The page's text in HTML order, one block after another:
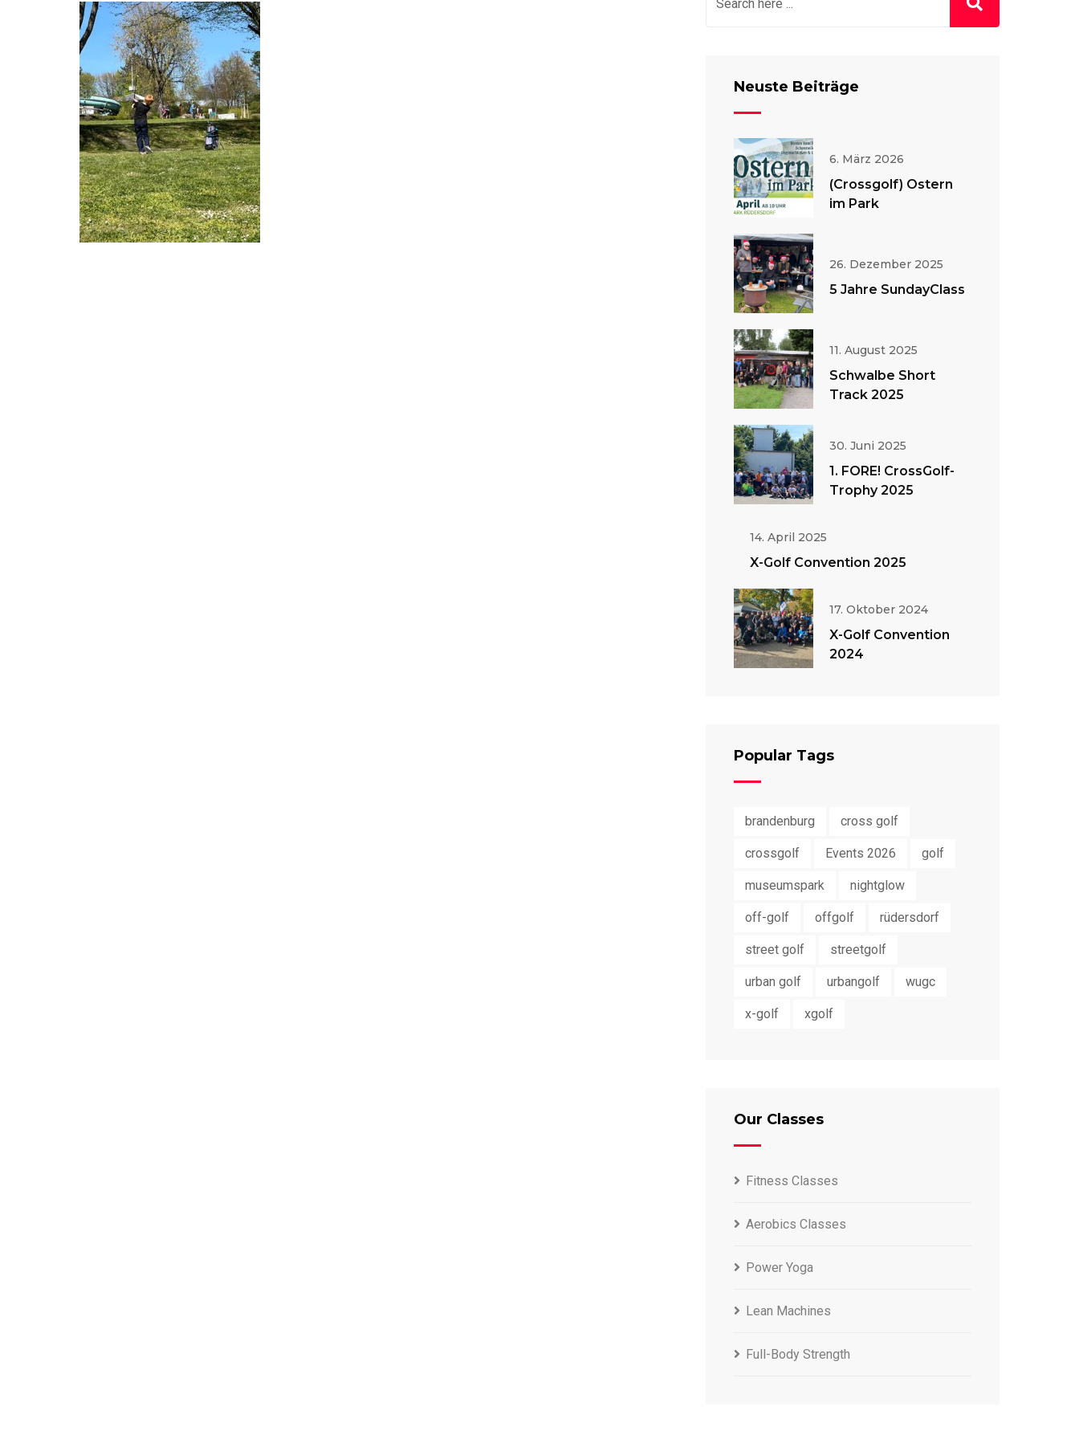
Neuste Beiträge
6. März 2026
(Crossgolf) Ostern
im Park
26. Dezember 2025
5 Jahre SundayClass
11. August 2025
Schwalbe Short
Track 2025
30. Juni 2025
1. FORE! CrossGolf-
Trophy 2025
14. April 2025
X-Golf Convention 2025
17. Oktober 2024
X-Golf Convention
2024
Popular Tags
brandenburg cross golf
crossgolf Events 2026 golf
museumspark nightglow
off-golf offgolf rüdersdorf
street golf streetgolf
urban golf urbangolf wugc
x-golf xgolf
Our Classes
Fitness Classes
Aerobics Classes
Power Yoga
Lean Machines
Full-Body Strength